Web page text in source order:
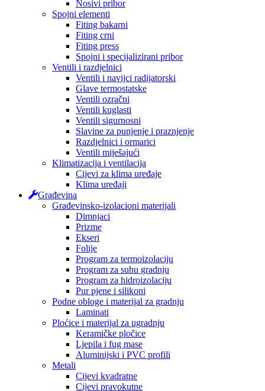
Nosivi pribor
Spojni elementi
Fiting bakarni
Fiting crni
Fiting press
Spojni i specijalizirani pribor
Ventili i razdjelnici
Ventili i navijci radijatorski
Glave termostatske
Ventili ozračni
Ventili kuglasti
Ventili sigurnosni
Slavine za punjenje i praznjenje
Razdjelnici i ormarici
Ventili miješajući
Klimatizacija i ventilacija
Cijevi za klima uređaje
Klima uređaji
Građevina
Građevinsko-izolacioni materijali
Dimnjaci
Prizme
Ekseri
Folije
Program za termoizolaciju
Program za suhu gradnju
Program za hidroizolaciju
Pur pjene i silikoni
Podne obloge i materijal za gradnju
Laminati
Ploćice i materijal za ugradnju
Keramičke pločice
Ljepila i fug mase
Aluminijski i PVC profili
Metali
Cijevi kvadratne
Cijevi pravokutne